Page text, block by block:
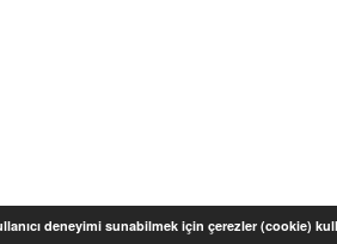
deneyimi sunabilmek için çerezler (cookie)